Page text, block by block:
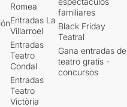
Romea
Entradas La
Villarroel
Entradas
Teatro
Condal
Entradas
Teatro
Victòria
familiares
Black Friday
Teatral
Gana entradas de
teatro gratis -
concursos